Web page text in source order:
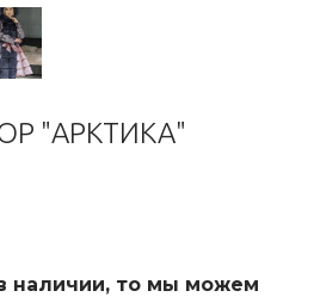
"АРКТИКА"
наличии, то мы можем